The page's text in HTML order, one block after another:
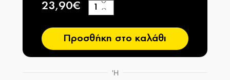
23,90€
−
+
Προσθήκη στο καλάθι